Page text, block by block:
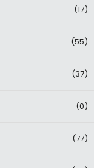
(17)
(55)
(37)
(0)
(77)